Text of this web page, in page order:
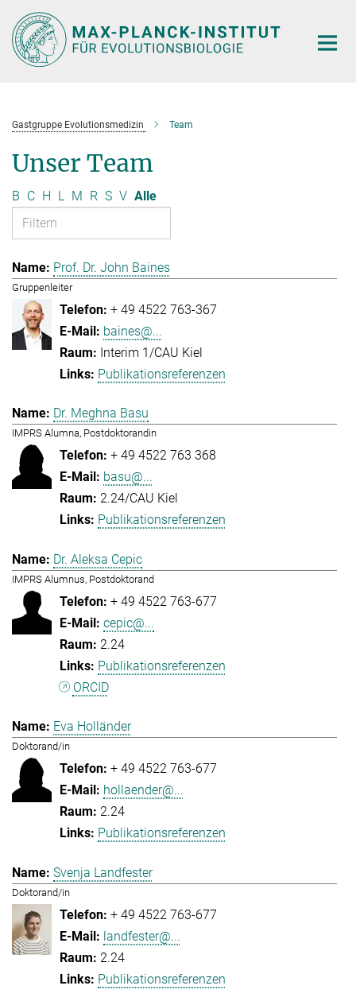
Hauptinhalt
Gastgruppe Evolutionsmedizin Team
Unser Team
B C H L M R S V Alle
Prof. Dr. John Baines
Gruppenleiter
+ 49 4522 763-367
baines@...
Interim 1/CAU Kiel
Publikationsreferenzen
Dr. Meghna Basu
IMPRS Alumna, Postdoktorandin
+ 49 4522 763 368
basu@...
2.24/CAU Kiel
Publikationsreferenzen
Dr. Aleksa Cepic
IMPRS Alumnus, Postdoktorand
+ 49 4522 763-677
cepic@...
2.24
Publikationsreferenzen
ORCID
Eva Holländer
Doktorand/in
+ 49 4522 763-677
hollaender@...
2.24
Publikationsreferenzen
Svenja Landfester
Doktorand/in
+ 49 4522 763-677
landfester@...
2.24
Publikationsreferenzen